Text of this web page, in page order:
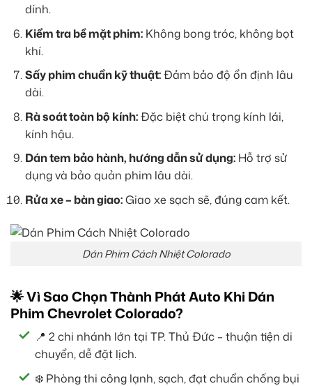
dính.
Kiểm tra bề mặt phim:Không bong tróc, không bọt
khí.
Sấy phim chuẩn kỹ thuật:Đảm bảo độ ổn định lâu
dài.
Rà soát toàn bộ kính:Đặc biệt chú trọng kính lái,
kính hậu.
Dán tem bảo hành, hướng dẫn sử dụng:Hỗ trợ sử
dụng và bảo quản phim lâu dài.
Rửa xe – bàn giao:Giao xe sạch sẽ, đúng cam kết.
Dán Phim Cách Nhiệt Colorado
🌟 Vì Sao Chọn Thành Phát Auto Khi Dán
Phim Chevrolet Colorado?
📍 2 chi nhánh lớn tại TP. Thủ Đức – thuận tiện di
chuyển, dễ đặt lịch.
❄️ Phòng thi công lạnh, sạch, đạt chuẩn chống bụi